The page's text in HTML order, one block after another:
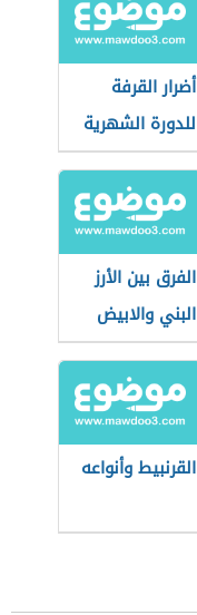
أضرار القرفة
للدورة الشهرية
الفرق بين الأرز
البني والابيض
القرنبيط وأنواعه